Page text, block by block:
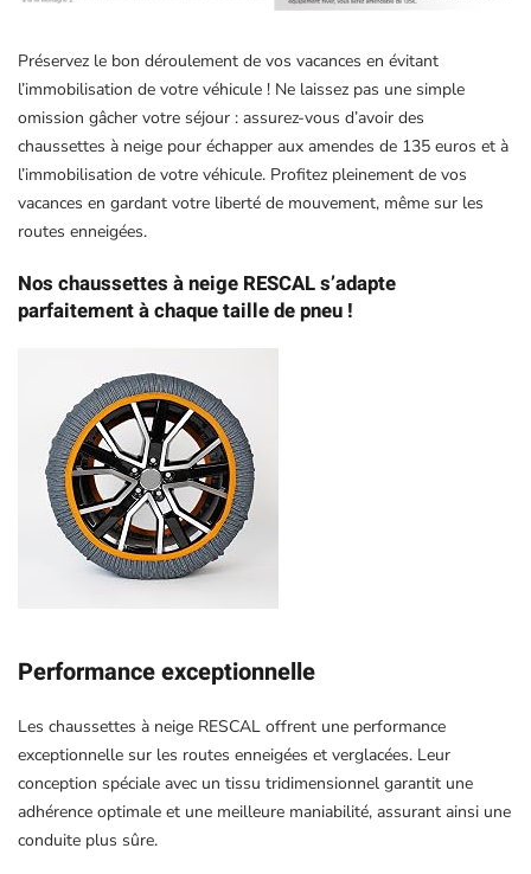
Préservez le bon déroulement de vos vacances en évitant
l’immobilisation de votre véhicule ! Ne laissez pas une simple
omission gâcher votre séjour : assurez-vous d’avoir des
chaussettes à neige pour échapper aux amendes de 135 euros et à
l’immobilisation de votre véhicule. Profitez pleinement de vos
vacances en gardant votre liberté de mouvement, même sur les
routes enneigées.
Nos chaussettes à neige RESCAL s’adapte
parfaitement à chaque taille de pneu !
Performance exceptionnelle
Les chaussettes à neige RESCAL offrent une performance
exceptionnelle sur les routes enneigées et verglacées. Leur
conception spéciale avec un tissu tridimensionnel garantit une
adhérence optimale et une meilleure maniabilité, assurant ainsi une
conduite plus sûre.